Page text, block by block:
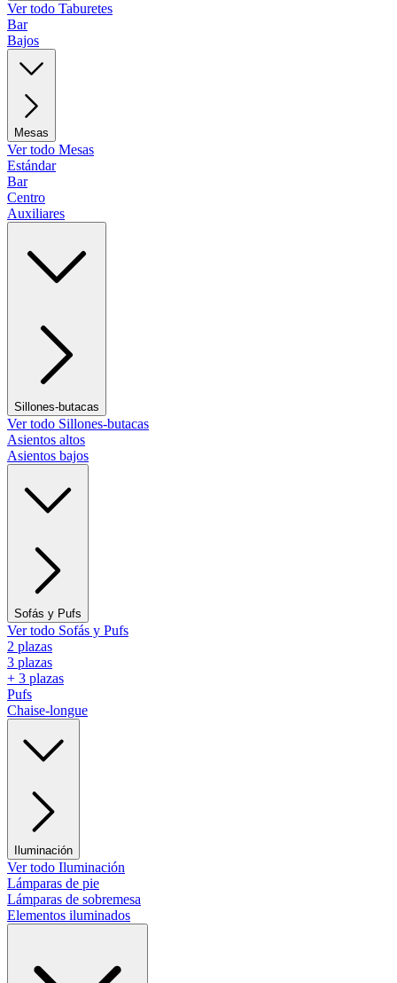
Ver todo Taburetes
Bar
Bajos
Mesas
Ver todo Mesas
Estándar
Bar
Centro
Auxiliares
Sillones-butacas
Ver todo Sillones-butacas
Asientos altos
Asientos bajos
Sofás y Pufs
Ver todo Sofás y Pufs
2 plazas
3 plazas
+ 3 plazas
Pufs
Chaise-longue
Iluminación
Ver todo Iluminación
Lámparas de pie
Lámparas de sobremesa
Elementos iluminados